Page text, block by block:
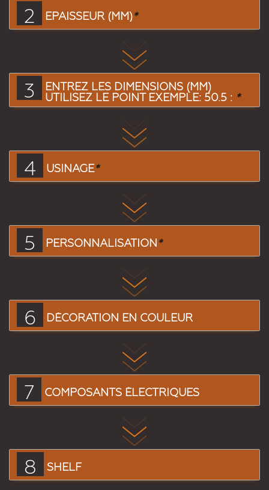
2 EPAISSEUR (MM)*
3
ENTREZ LES DIMENSIONS (MM)
UTILISEZ LE POINT EXEMPLE: 50.5 : *
4 USINAGE*
5 PERSONNALISATION*
6 DÉCORATION EN COULEUR
7 COMPOSANTS ÉLECTRIQUES
8 SHELF